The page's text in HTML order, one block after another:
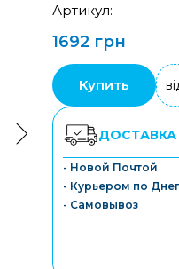
Артикул:
1692 грн
Купить
ДОСТАВКА
- Новой Почтой
- Курьером по
- Самовывоз